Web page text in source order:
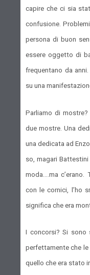
capire che ci sia
confusione.
persona di buon
essere oggetto di
frequentano da
su una
Parliamo di
due mostre. Una
una dedicata ad
so, magari
moda….ma c’erano.
con le cornici, l’ho
significa che era
I concorsi? Si sono
perfettamente che
quello che era stato